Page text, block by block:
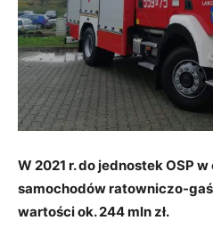
W 2021 r. do jednostek OSP
samochodów ratowniczo-
wartości ok. 244 mln zł.